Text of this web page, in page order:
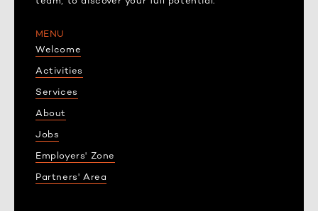
MENU
Welcome
Activities
Services
About
Jobs
Employers' Zone
Partners' Area